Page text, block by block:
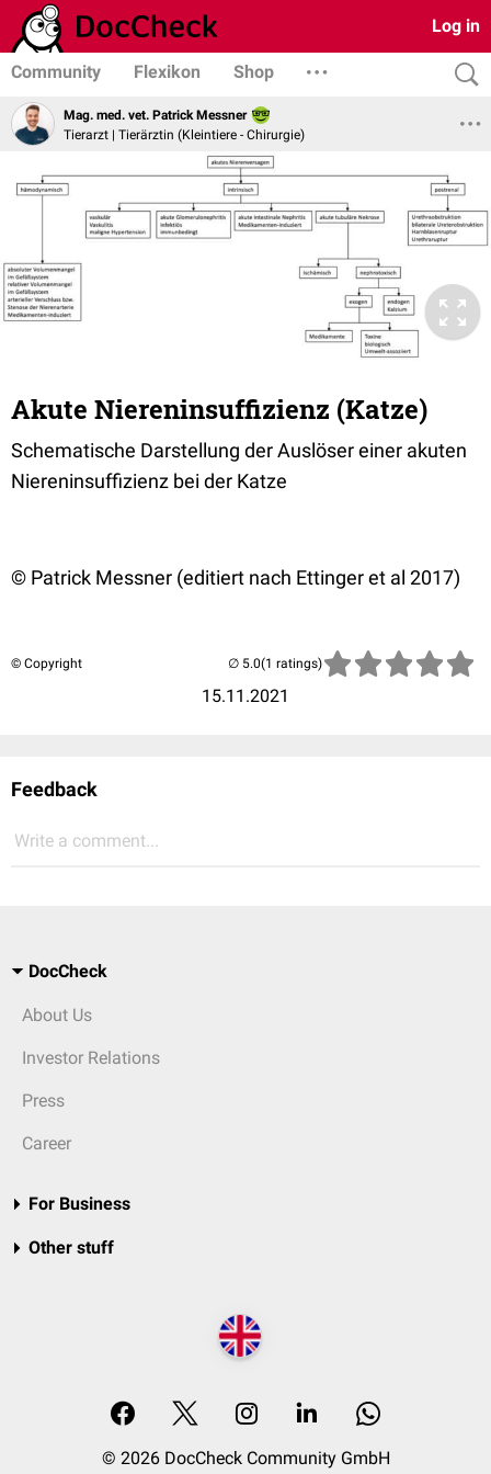
Log in
Community Flexikon Shop
Mag. med. vet. Patrick Messner
Tierarzt | Tierärztin (Kleintiere - Chirurgie)
Akute Niereninsuffizienz (Katze)
Schematische Darstellung der Auslöser einer akuten
Niereninsuffizienz bei der Katze
© Patrick Messner (editiert nach Ettinger et al 2017)
© Copyright
15.11.2021
(1 ratings)
Feedback
Write a comment...
DocCheck
About Us
Investor Relations
Press
Career
For Business
Other stuff
© 2026 DocCheck Community GmbH